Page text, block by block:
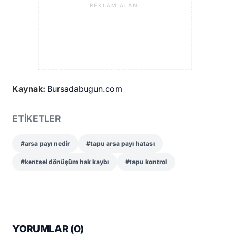
REKLAM ALANI
Kaynak: Bursadabugun.com
ETİKETLER
#arsa payı nedir #tapu arsa payı hatası
#kentsel dönüşüm hak kaybı #tapu kontrol
YORUMLAR (0)